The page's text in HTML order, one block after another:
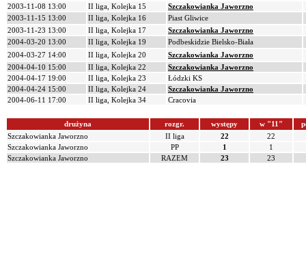
2003-11-08 13:00
II liga, Kolejka 15
Szczakowianka Jaworzno
2003-11-15 13:00
II liga, Kolejka 16
Piast Gliwice
2003-11-23 13:00
II liga, Kolejka 17
Szczakowianka Jaworzno
2004-03-20 13:00
II liga, Kolejka 19
Podbeskidzie Bielsko-Biała
2004-03-27 14:00
II liga, Kolejka 20
Szczakowianka Jaworzno
2004-04-10 15:00
II liga, Kolejka 22
Szczakowianka Jaworzno
2004-04-17 19:00
II liga, Kolejka 23
Łódzki KS
2004-04-24 15:00
II liga, Kolejka 24
Szczakowianka Jaworzno
2004-06-11 17:00
II liga, Kolejka 34 Cracovia
drużyna rozgr. występy w "11"
Szczakowianka Jaworzno
II liga 22 22
Szczakowianka Jaworzno
PP 1
1
Szczakowianka Jaworzno
RAZEM 23 23